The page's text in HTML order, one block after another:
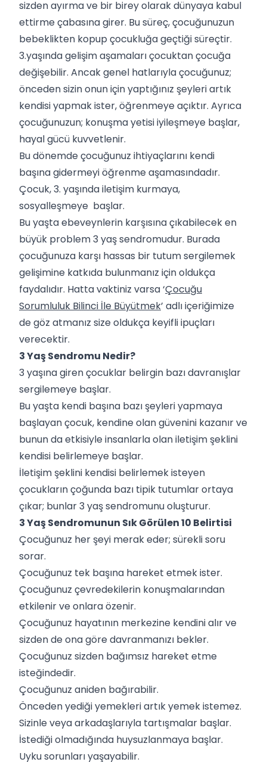
sizden ayırma ve bir birey olarak dünyaya kabul
ettirme çabasına girer. Bu süreç, çocuğunuzun
bebeklikten kopup çocukluğa geçtiği süreçtir.
3.yaşında gelişim aşamaları çocuktan çocuğa
değişebilir. Ancak genel hatlarıyla çocuğunuz;
önceden sizin onun için yaptığınız şeyleri artık
kendisi yapmak ister, öğrenmeye açıktır. Ayrıca
çocuğunuzun; konuşma yetisi iyileşmeye başlar,
hayal gücü kuvvetlenir.
Bu dönemde çocuğunuz ihtiyaçlarını kendi
başına gidermeyi öğrenme aşamasındadır.
Çocuk, 3. yaşında iletişim kurmaya,
sosyalleşmeye başlar.
Bu yaşta ebeveynlerin karşısına çıkabilecek en
büyük problem 3 yaş sendromudur. Burada
çocuğunuza karşı hassas bir tutum sergilemek
gelişimine katkıda bulunmanız için oldukça
faydalıdır. Hatta vaktiniz varsa ‘Çocuğu
Sorumluluk Bilinci İle Büyütmek’ adlı içeriğimize
de göz atmanız size oldukça keyifli ipuçları
verecektir.
3 Yaş Sendromu Nedir?
3 yaşına giren çocuklar belirgin bazı davranışlar
sergilemeye başlar.
Bu yaşta kendi başına bazı şeyleri yapmaya
başlayan çocuk, kendine olan güvenini kazanır ve
bunun da etkisiyle insanlarla olan iletişim şeklini
kendisi belirlemeye başlar.
İletişim şeklini kendisi belirlemek isteyen
çocukların çoğunda bazı tipik tutumlar ortaya
çıkar; bunlar 3 yaş sendromunu oluşturur.
3 Yaş Sendromunun Sık Görülen 10 Belirtisi
Çocuğunuz her şeyi merak eder; sürekli soru
sorar.
Çocuğunuz tek başına hareket etmek ister.
Çocuğunuz çevredekilerin konuşmalarından
etkilenir ve onlara özenir.
Çocuğunuz hayatının merkezine kendini alır ve
sizden de ona göre davranmanızı bekler.
Çocuğunuz sizden bağımsız hareket etme
isteğindedir.
Çocuğunuz aniden bağırabilir.
Önceden yediği yemekleri artık yemek istemez.
Sizinle veya arkadaşlarıyla tartışmalar başlar.
İstediği olmadığında huysuzlanmaya başlar.
Uyku sorunları yaşayabilir.